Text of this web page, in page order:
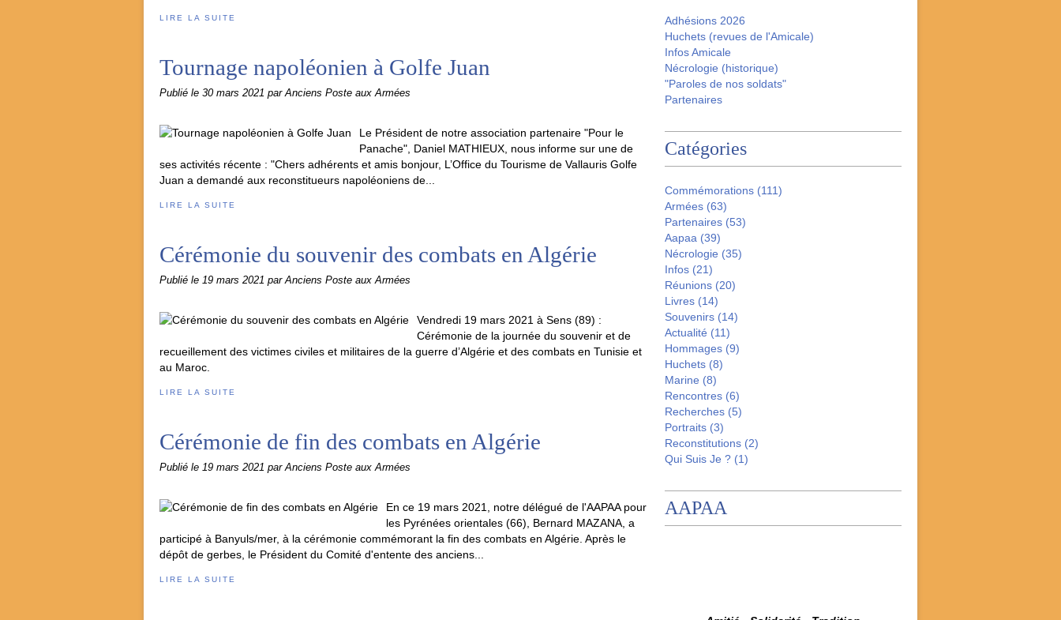
LIRE LA SUITE
Tournage napoléonien à Golfe Juan
Publié le 30 mars 2021 par Anciens Poste aux Armées
Le Président de notre association partenaire "Pour le
Panache", Daniel MATHIEUX, nous informe sur une de
ses activités récente : "Chers adhérents et amis bonjour, L’Office du Tourisme de Vallauris Golfe
Juan a demandé aux reconstitueurs napoléoniens de...
LIRE LA SUITE
Cérémonie du souvenir des combats en Algérie
Publié le 19 mars 2021 par Anciens Poste aux Armées
Vendredi 19 mars 2021 à Sens (89) :
Cérémonie de la journée du souvenir et de
recueillement des victimes civiles et militaires de la guerre d’Algérie et des combats en Tunisie et
au Maroc.
LIRE LA SUITE
Cérémonie de fin des combats en Algérie
Publié le 19 mars 2021 par Anciens Poste aux Armées
En ce 19 mars 2021, notre délégué de l'AAPAA pour
les Pyrénées orientales (66), Bernard MAZANA, a
participé à Banyuls/mer, à la cérémonie commémorant la fin des combats en Algérie. Après le
dépôt de gerbes, le Président du Comité d'entente des anciens...
LIRE LA SUITE
Adhésions 2026
Huchets (revues de l'Amicale)
Infos Amicale
Nécrologie (historique)
"Paroles de nos soldats"
Partenaires
Catégories
Commémorations (111)
Armées (63)
Partenaires (53)
Aapaa (39)
Nécrologie (35)
Infos (21)
Réunions (20)
Livres (14)
Souvenirs (14)
Actualité (11)
Hommages (9)
Huchets (8)
Marine (8)
Rencontres (6)
Recherches (5)
Portraits (3)
Reconstitutions (2)
Qui Suis Je ? (1)
AAPAA